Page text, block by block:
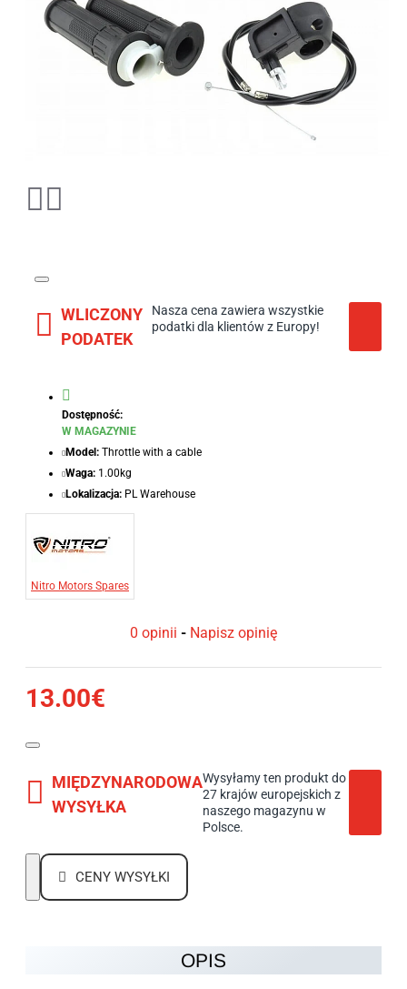
WLICZONY
PODATEK
Nasza cena zawiera wszystkie
podatki dla klientów z Europy!
Dostępność:
W MAGAZYNIE
Model: Throttle with a cable
Waga: 1.00kg
Lokalizacja: PL Warehouse
Nitro Motors Spares
0 opinii - Napisz opinię
13.00€
MIĘDZYNARODOWA
WYSYŁKA
Wysyłamy ten produkt do
27 krajów europejskich z
naszego magazynu w
Polsce.
CENY WYSYŁKI
OPIS